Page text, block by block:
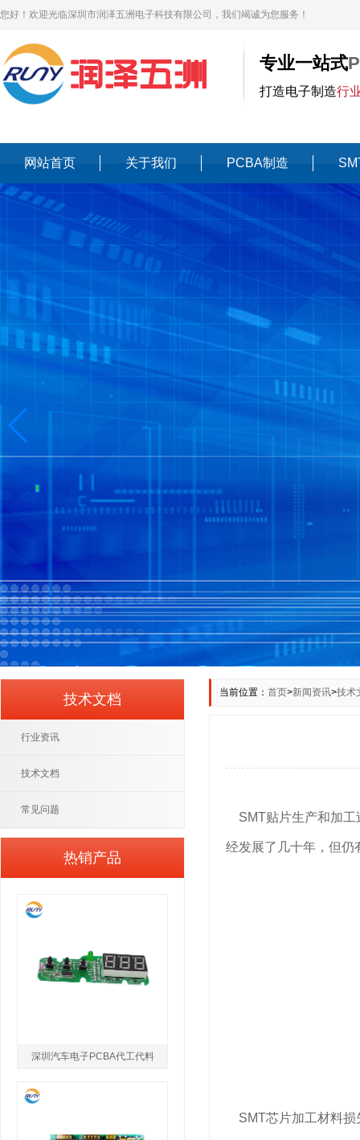
您好！欢迎光临深圳市润泽五洲电子科技有限公司，我们竭诚为您服务！
专业一站式
打造电子制造行
网站首页 关于我们 PCBA制造
当前位置： 首页>新闻资讯>技术
SMT贴片生产和加工
经发展了几十年，但仍
SMT芯片加工材料损
技术文档
行业资讯
技术文档
常见问题
热销产品
深圳汽车电子PCBA代工代料